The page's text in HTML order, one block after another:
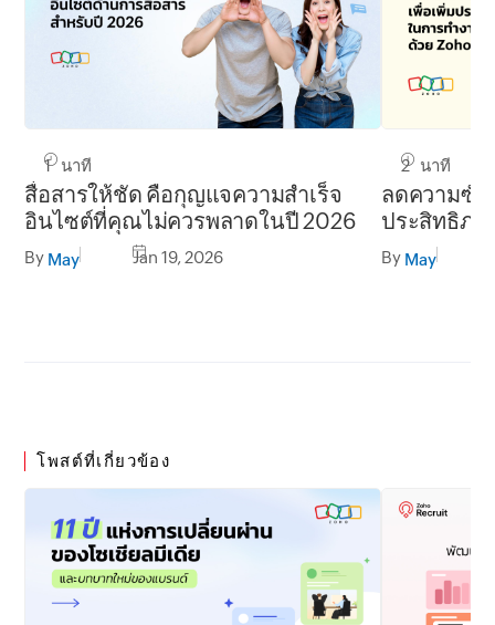
1 นาที
สื่อสารให้ชัด คือกุญแจความสำเร็จ
อินไซต์ที่คุณไม่ควรพลาดในปี 2026
By May Jan 19, 2026
2 นาที
ลดความซับ
ประสิทธิภา
Zoho Cliq
By May
โพสต์ที่เกี่ยวข้อง